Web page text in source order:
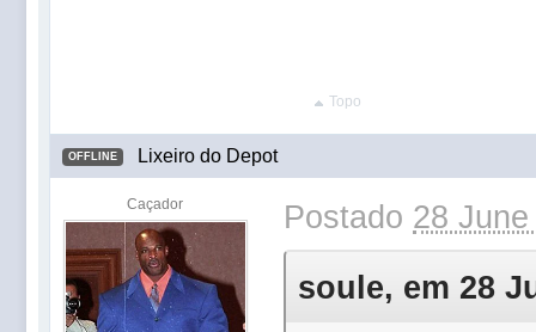
Topo
OFFLINE Lixeiro do Depot
Caçador Postado 28
soule, em 28